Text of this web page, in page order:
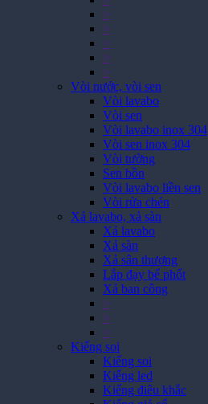
>
>
>
>
>
Vòi nước, vòi sen
Vòi lavabo
Vòi sen
Vòi lavabo inox 304
Vòi sen inox 304
Vòi tường
Sen bồn
Vòi lavabo liền sen
Vòi rửa chén
Xả lavabo, xả sàn
Xả lavabo
Xả sàn
Xả sân thượng
Lắp đạy bể phốt
Xả ban công
>
>
>
Kiếng soi
Kiếng soi
Kiếng led
Kiếng điêu khắc